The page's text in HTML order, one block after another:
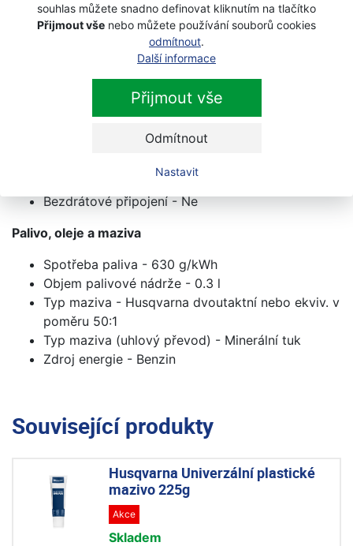
souhlas můžete snadno definovat kliknutím na tlačítko
Přijmout vše nebo můžete používání souborů cookies
odmítnout.
Další informace
Přijmout vše
Odmítnout
Nastavit
Motorová řada, CARB - NA
Motorová řada, EPA - NA
Převodový poměr - 0.68
Vzduchová mezera modulu zapalování - 0.3 mm
Zapalovací svíčka - Husqvarna HQT-4 672201
Typ vzduchového filtru - Pěnový
Typ rukojeti - Rukojeť ve tvaru "D"
Bezdrátové připojení - Ne
Palivo, oleje a maziva
Spotřeba paliva - 630 g/kWh
Objem palivové nádrže - 0.3 l
Typ maziva - Husqvarna dvoutaktní nebo ekviv. v
poměru 50:1
Typ maziva (uhlový převod) - Minerální tuk
Zdroj energie - Benzin
Související produkty
Husqvarna Univerzální plastické
mazivo 225g
Akce
Skladem